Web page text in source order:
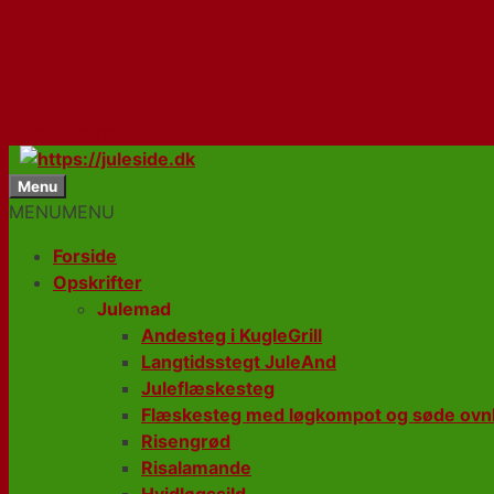
Menu
MENUMENU
Forside
Opskrifter
Julemad
Andesteg i KugleGrill
Langtidsstegt JuleAnd
Juleflæskesteg
Flæskesteg med løgkompot og søde
Risengrød
Risalamande